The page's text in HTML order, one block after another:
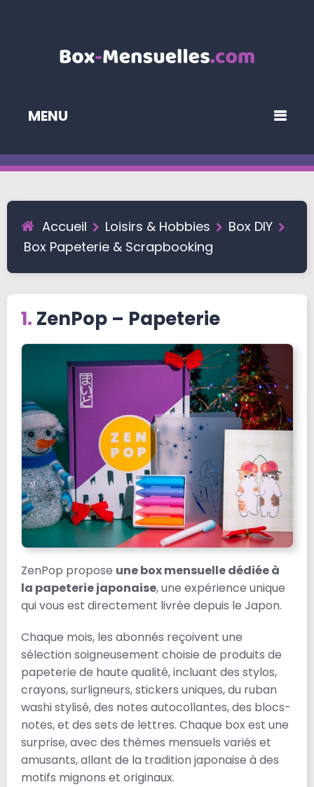
MENU
Accueil Loisirs & Hobbies
Box DIY
Box Papeterie & Scrapbooking
ZenPop – Papeterie
ZenPop propose une box mensuelle dédiée à
la papeterie japonaise, une expérience unique
qui vous est directement livrée depuis le Japon.
Chaque mois, les abonnés reçoivent une
sélection soigneusement choisie de produits de
papeterie de haute qualité, incluant des stylos,
crayons, surligneurs, stickers uniques, du ruban
washi stylisé, des notes autocollantes, des blocs-
notes, et des sets de lettres. Chaque box est une
surprise, avec des thèmes mensuels variés et
amusants, allant de la tradition japonaise à des
motifs mignons et originaux.